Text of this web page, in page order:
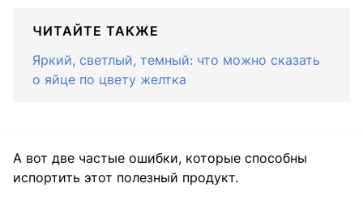
ЧИТАЙТЕ ТАКЖЕ
Яркий, светлый, темный: что можно сказать
о яйце по цвету желтка
А вот две частые ошибки, которые способны
испортить этот полезный продукт.